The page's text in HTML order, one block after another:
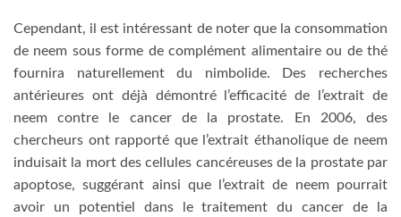
Cependant, il est intéressant de noter que la consommation
de neem sous forme de complément alimentaire ou de thé
fournira naturellement du nimbolide. Des recherches
antérieures ont déjà démontré l’efficacité de l’extrait de
neem contre le cancer de la prostate. En 2006, des
chercheurs ont rapporté que l’extrait éthanolique de neem
induisait la mort des cellules cancéreuses de la prostate par
apoptose, suggérant ainsi que l’extrait de neem pourrait
avoir un potentiel dans le traitement du cancer de la